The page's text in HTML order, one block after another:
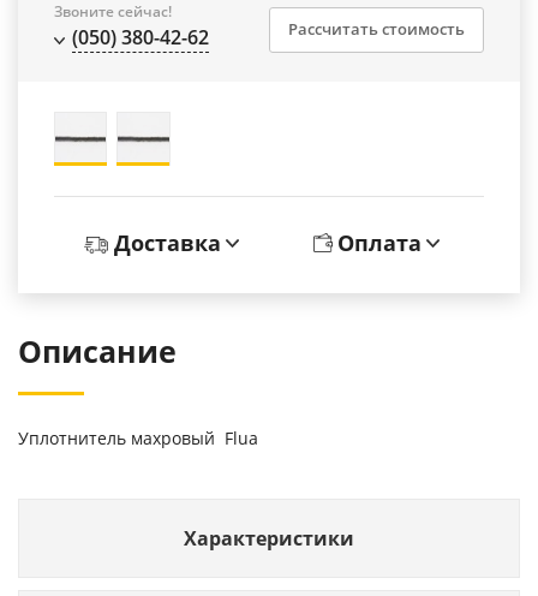
Звоните сейчас!
(050) 380-42-62 Рассчитать стоимость
Доставка Оплата
Описание
Уплотнитель махровый Flua
Характеристики